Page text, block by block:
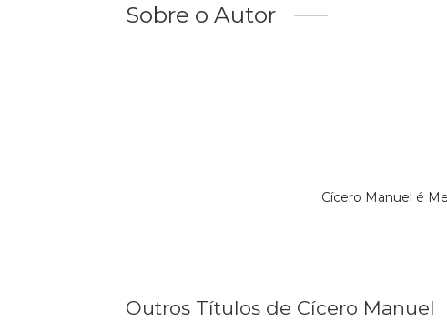
Sobre o Autor
Cícero Manuel é
Outros Títulos de Cícero Manuel